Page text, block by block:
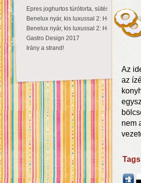
Epres joghurtos túrótorta, sütés nélkül
Benelux nyár, kis luxussal 2: Hollandia
Benelux nyár, kis luxussal 2: Hollandia
Gastro Design 2017
Irány a strand!
Az
az
nem